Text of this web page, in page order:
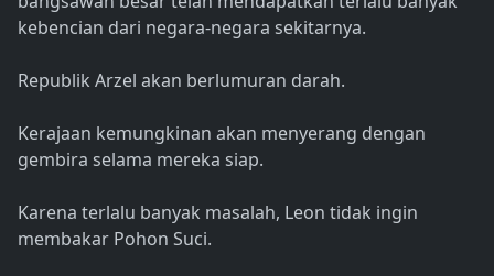
kebencian dari negara-negara sekitarnya.
Republik Arzel akan berlumuran darah.
Kerajaan kemungkinan akan menyerang dengan
gembira selama mereka siap.
Karena terlalu banyak masalah, Leon tidak ingin
membakar Pohon Suci.